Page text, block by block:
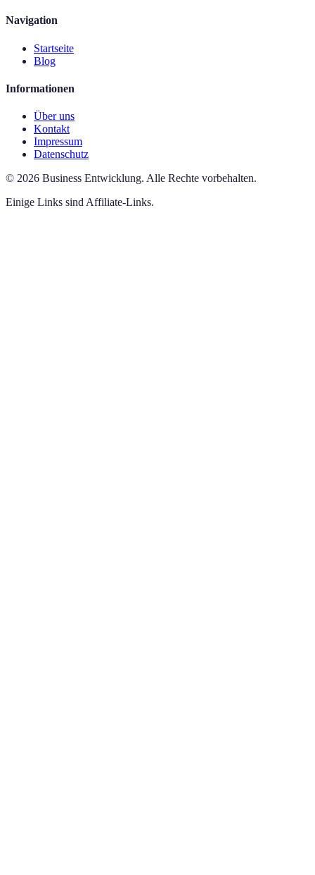
Navigation
Startseite
Blog
Informationen
Über uns
Kontakt
Impressum
Datenschutz
© 2026 Business Entwicklung. Alle Rechte vorbehalten.
Einige Links sind Affiliate-Links.